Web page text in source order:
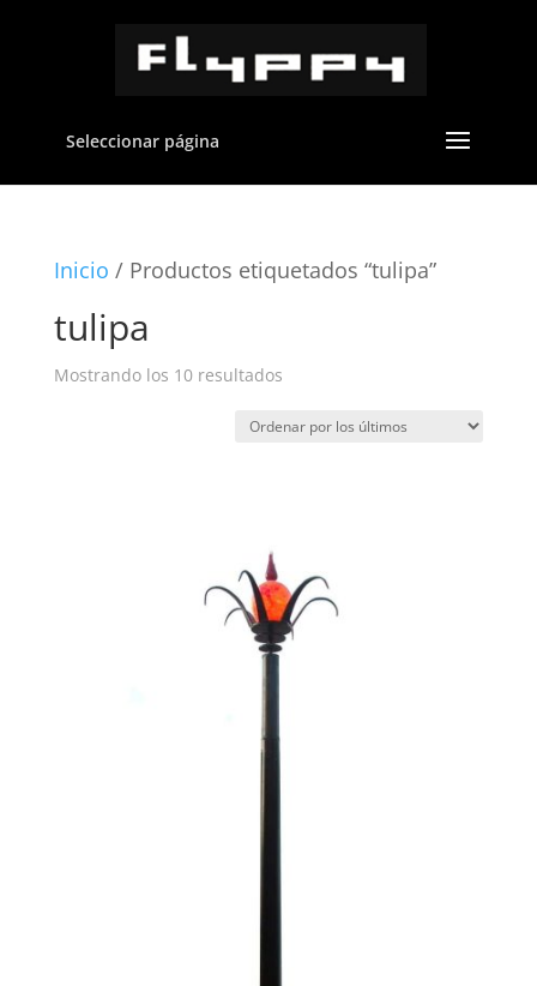
Seleccionar página
Inicio / Productos etiquetados “tulipa”
tulipa
Mostrando los 10 resultadosOrdenado